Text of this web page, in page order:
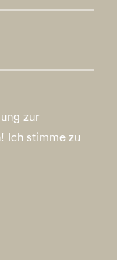
zur
Ich stimme zu